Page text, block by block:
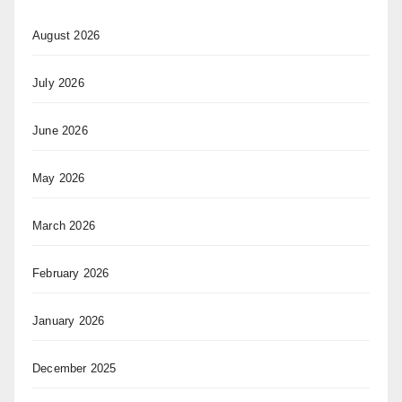
August 2026
July 2026
June 2026
May 2026
March 2026
February 2026
January 2026
December 2025